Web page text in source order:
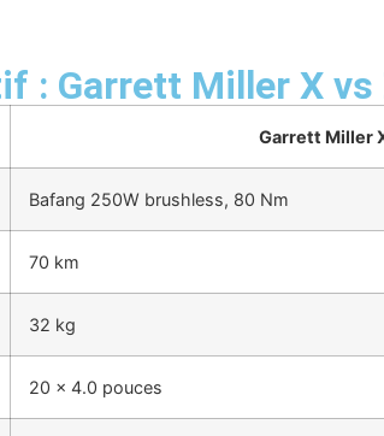
: Garrett Miller X vs
Garrett Miller
Bafang 250W brushless, 80 Nm
70 km
32 kg
20 x 4.0 pouces